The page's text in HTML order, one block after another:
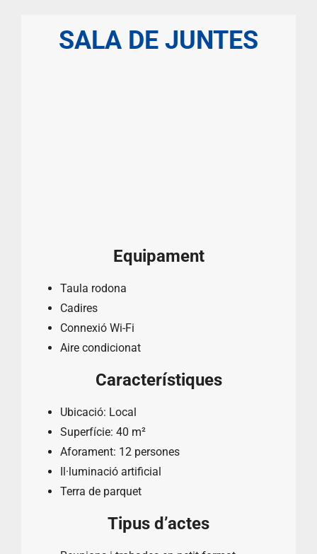
SALA DE JUNTES
Equipament
Taula rodona
Cadires
Connexió Wi-Fi
Aire condicionat
Característiques
Ubicació: Local
Superfície: 40 m²
Aforament: 12 persones
Il·luminació artificial
Terra de parquet
Tipus d’actes